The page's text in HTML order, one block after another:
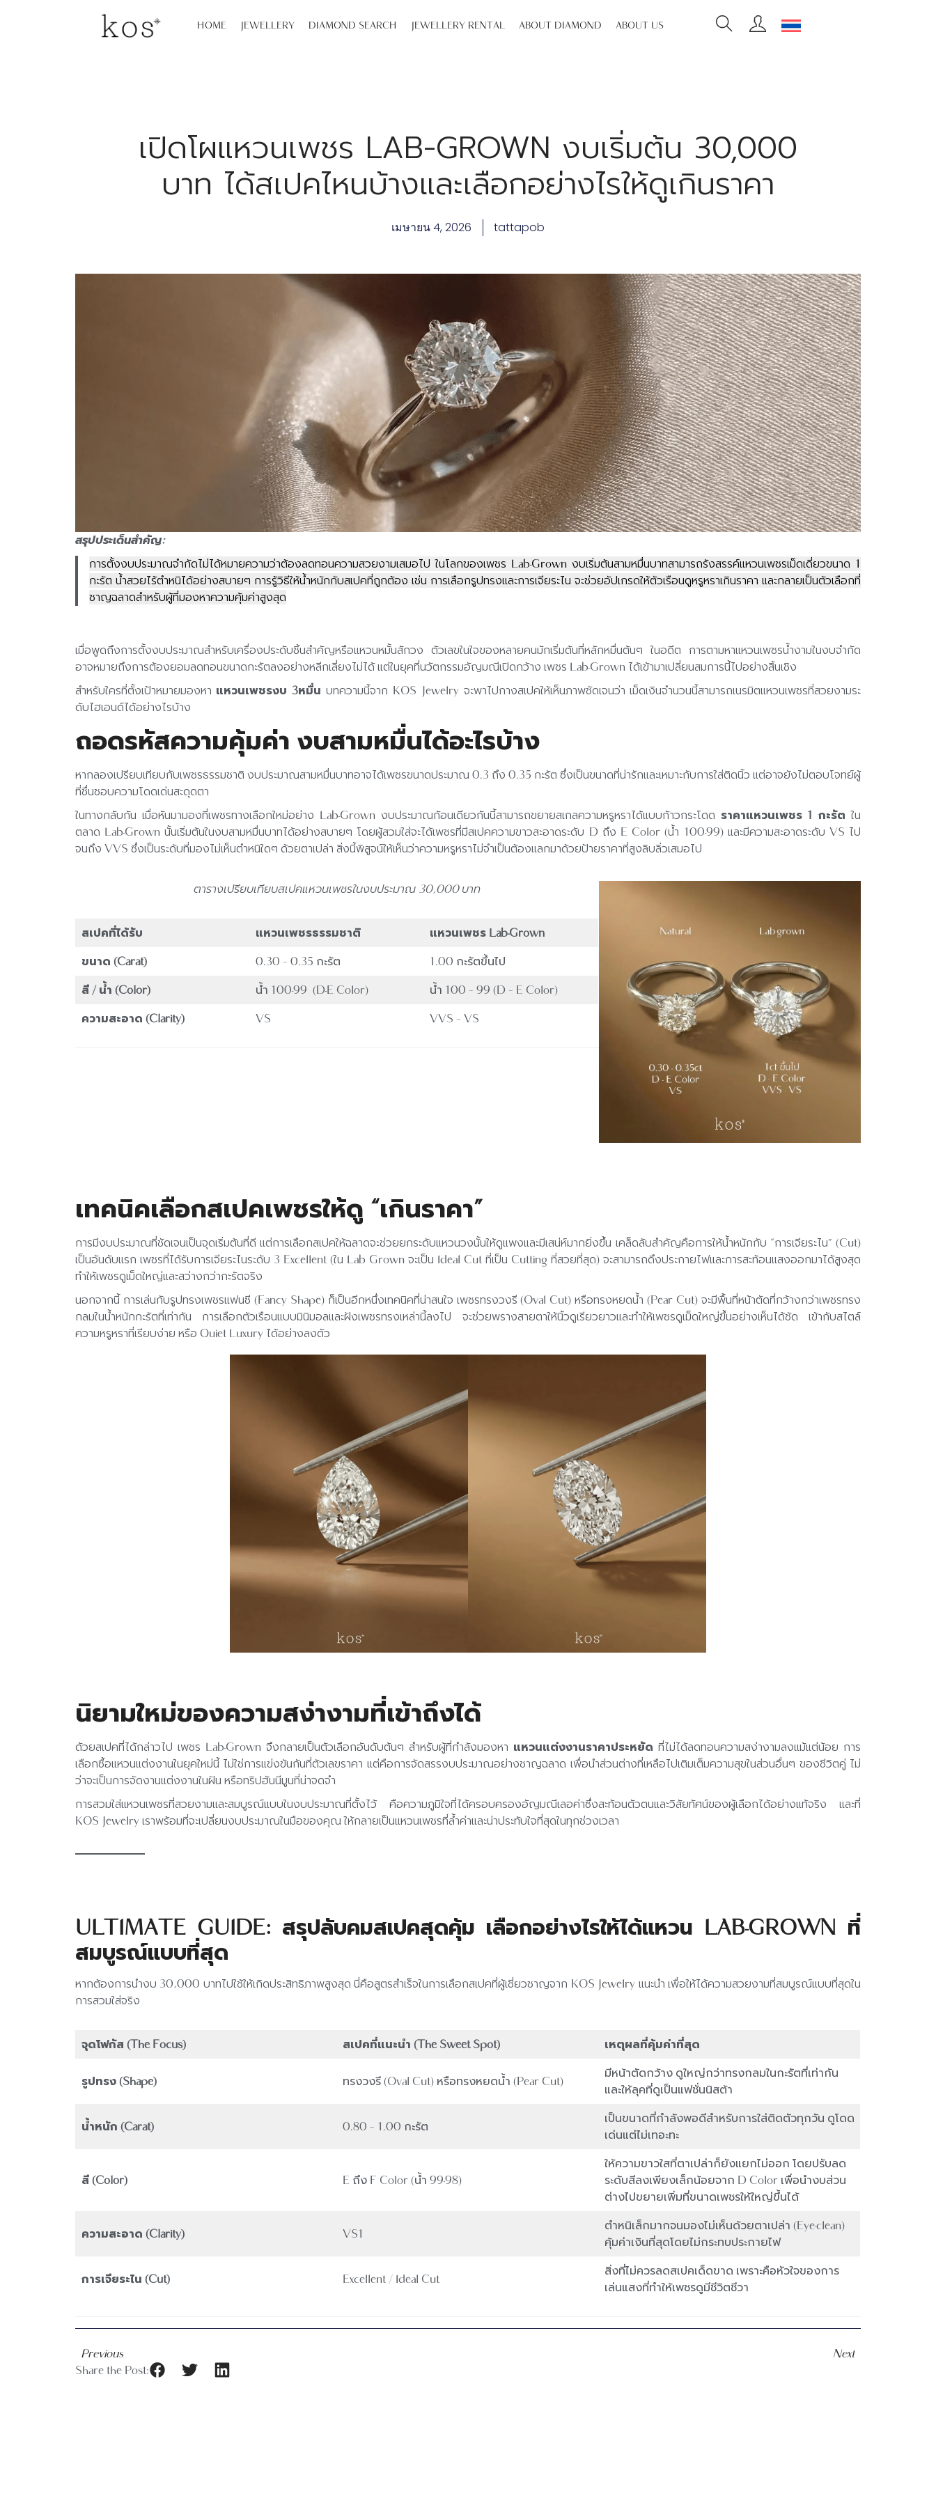
HOME JEWELLERY DIAMOND SEARCH JEWELLERY RENTAL ABOUT DIAMOND ABOUT US
เปิดโผแหวนเพชร LAB-GROWN งบเริ่มต้น 30,000
บาท ได้สเปคไหนบ้างและเลือกอย่างไรให้ดูเกินราคา
เมษายน 4, 2026 tattapob
สรุปประเด็นสำคัญ:
การตั้งงบประมาณจำกัดไม่ได้หมายความว่าต้องลดทอนความสวยงามเสมอไป ในโลกของเพชร Lab-Grown งบเริ่มต้นสามหมื่นบาทสามารถรังสรรค์แหวนเพชรเม็ดเดี่ยวขนาด 1
กะรัต น้ำสวยไร้ตำหนิได้อย่างสบายๆ การรู้วิธีให้น้ำหนักกับสเปคที่ถูกต้อง เช่น การเลือกรูปทรงและการเจียระไน จะช่วยอัปเกรดให้ตัวเรือนดูหรูหราเกินราคา และกลายเป็นตัวเลือกที่
ชาญฉลาดสำหรับผู้ที่มองหาความคุ้มค่าสูงสุด
เมื่อพูดถึงการตั้งงบประมาณสำหรับเครื่องประดับชิ้นสำคัญหรือแหวนหมั้นสักวง ตัวเลขในใจของหลายคนมักเริ่มต้นที่หลักหมื่นต้นๆ ในอดีต การตามหาแหวนเพชรน้ำงามในงบจำกัด
อาจหมายถึงการต้องยอมลดทอนขนาดกะรัตลงอย่างหลีกเลี่ยงไม่ได้ แต่ในยุคที่นวัตกรรมอัญมณีเปิดกว้าง เพชร Lab-Grown ได้เข้ามาเปลี่ยนสมการนี้ไปอย่างสิ้นเชิง
สำหรับใครที่ตั้งเป้าหมายมองหา แหวนเพชรงบ 3หมื่น บทความนี้จาก KOS Jewelry จะพาไปกางสเปคให้เห็นภาพชัดเจนว่า เม็ดเงินจำนวนนี้สามารถเนรมิตแหวนเพชรที่สวยงามระ
ดับไฮเอนด์ได้อย่างไรบ้าง
ถอดรหัสความคุ้มค่า งบสามหมื่นได้อะไรบ้าง
หากลองเปรียบเทียบกับเพชรธรรมชาติ งบประมาณสามหมื่นบาทอาจได้เพชรขนาดประมาณ 0.3 ถึง 0.35 กะรัต ซึ่งเป็นขนาดที่น่ารักและเหมาะกับการใส่ติดนิ้ว แต่อาจยังไม่ตอบโจทย์ผู้
ที่ชื่นชอบความโดดเด่นสะดุดตา
ในทางกลับกัน เมื่อหันมามองที่เพชรทางเลือกใหม่อย่าง Lab-Grown งบประมาณก้อนเดียวกันนี้สามารถขยายสเกลความหรูหราได้แบบก้าวกระโดด ราคาแหวนเพชร 1 กะรัต ใน
ตลาด Lab-Grown นั้นเริ่มต้นในงบสามหมื่นบาทได้อย่างสบายๆ โดยผู้สวมใส่จะได้เพชรที่มีสเปคความขาวสะอาดระดับ D ถึง E Color (น้ำ 100-99) และมีความสะอาดระดับ VS ไป
จนถึง VVS ซึ่งเป็นระดับที่มองไม่เห็นตำหนิใดๆ ด้วยตาเปล่า สิ่งนี้พิสูจน์ให้เห็นว่าความหรูหราไม่จำเป็นต้องแลกมาด้วยป้ายราคาที่สูงลิบลิ่วเสมอไป
ตารางเปรียบเทียบสเปคแหวนเพชรในงบประมาณ 30,000 บาท
สเปคที่ได้รับ แหวนเพชรธรรมชาติ
แหวนเพชร Lab-Grown
ขนาด (Carat)
0.30 – 0.35 กะรัต
1.00 กะรัตขึ้นไป
สี / น้ำ (Color)
น้ำ 100-99 (D-E Color)
น้ำ 100 – 99 (D – E Color)
ความสะอาด (Clarity)
VS VVS – VS
เทคนิคเลือกสเปคเพชรให้ดู “เกินราคา”
การมีงบประมาณที่ชัดเจนเป็นจุดเริ่มต้นที่ดี แต่การเลือกสเปคให้ฉลาดจะช่วยยกระดับแหวนวงนั้นให้ดูแพงและมีเสน่ห์มากยิ่งขึ้น เคล็ดลับสำคัญคือการให้น้ำหนักกับ “การเจียระไน” (Cut)
เป็นอันดับแรก เพชรที่ได้รับการเจียระไนระดับ 3 Excellent (ใน Lab Grown จะเป็น Ideal Cut ที่เป็น Cutting ที่สวยที่สุด) จะสามารถดึงประกายไฟและการสะท้อนแสงออกมาได้สูงสุด
ทำให้เพชรดูเม็ดใหญ่และสว่างกว่ากะรัตจริง
นอกจากนี้ การเล่นกับรูปทรงเพชรแฟนซี (Fancy Shape) ก็เป็นอีกหนึ่งเทคนิคที่น่าสนใจ เพชรทรงวงรี (Oval Cut) หรือทรงหยดน้ำ (Pear Cut) จะมีพื้นที่หน้าตัดที่กว้างกว่าเพชรทรง
กลมในน้ำหนักกะรัตที่เท่ากัน การเลือกตัวเรือนแบบมินิมอลและฝังเพชรทรงเหล่านี้ลงไป จะช่วยพรางสายตาให้นิ้วดูเรียวยาวและทำให้เพชรดูเม็ดใหญ่ขึ้นอย่างเห็นได้ชัด เข้ากับสไตล์
ความหรูหราที่เรียบง่าย หรือ Quiet Luxury ได้อย่างลงตัว
นิยามใหม่ของความสง่างามที่เข้าถึงได้
ด้วยสเปคที่ได้กล่าวไป เพชร Lab-Grown จึงกลายเป็นตัวเลือกอันดับต้นๆ สำหรับผู้ที่กำลังมองหา แหวนแต่งงานราคาประหยัด ที่ไม่ได้ลดทอนความสง่างามลงแม้แต่น้อย การ
เลือกซื้อแหวนแต่งงานในยุคใหม่นี้ ไม่ใช่การแข่งขันกันที่ตัวเลขราคา แต่คือการจัดสรรงบประมาณอย่างชาญฉลาด เพื่อนำส่วนต่างที่เหลือไปเติมเต็มความสุขในส่วนอื่นๆ ของชีวิตคู่ ไม่
ว่าจะเป็นการจัดงานแต่งงานในฝัน หรือทริปฮันนีมูนที่น่าจดจำ
การสวมใส่แหวนเพชรที่สวยงามและสมบูรณ์แบบในงบประมาณที่ตั้งไว้ คือความภูมิใจที่ได้ครอบครองอัญมณีเลอค่าซึ่งสะท้อนตัวตนและวิสัยทัศน์ของผู้เลือกได้อย่างแท้จริง และที่
KOS Jewelry เราพร้อมที่จะเปลี่ยนงบประมาณในมือของคุณ ให้กลายเป็นแหวนเพชรที่ล้ำค่าและน่าประทับใจที่สุดในทุกช่วงเวลา
ULTIMATE GUIDE: สรุปลับคมสเปคสุดคุ้ม เลือกอย่างไรให้ได้แหวน LAB-GROWN ที่
สมบูรณ์แบบที่สุด
หากต้องการนำงบ 30,000 บาทไปใช้ให้เกิดประสิทธิภาพสูงสุด นี่คือสูตรสำเร็จในการเลือกสเปคที่ผู้เชี่ยวชาญจาก KOS Jewelry แนะนำ เพื่อให้ได้ความสวยงามที่สมบูรณ์แบบที่สุดใน
การสวมใส่จริง
จุดโฟกัส (The Focus) สเปคที่แนะนำ (The Sweet Spot) เหตุผลที่คุ้มค่าที่สุด
รูปทรง (Shape) ทรงวงรี (Oval Cut) หรือทรงหยดน้ำ (Pear Cut)
มีหน้าตัดกว้าง ดูใหญ่กว่าทรงกลมในกะรัตที่เท่ากัน
และให้ลุคที่ดูเป็นแฟชั่นนิสต้า
น้ำหนัก (Carat) 0.80 – 1.00 กะรัต
เป็นขนาดที่กำลังพอดีสำหรับการใส่ติดตัวทุกวัน ดูโดด
เด่นแต่ไม่เทอะทะ
สี (Color) E ถึง F Color (น้ำ 99-98)
ให้ความขาวใสที่ตาเปล่าก็ยังแยกไม่ออก โดยปรับลด
ระดับสีลงเพียงเล็กน้อยจาก D Color เพื่อนำงบส่วน
ต่างไปขยายเพิ่มที่ขนาดเพชรให้ใหญ่ขึ้นได้
ความสะอาด (Clarity) VS1
ตำหนิเล็กมากจนมองไม่เห็นด้วยตาเปล่า (Eye-clean)
คุ้มค่าเงินที่สุดโดยไม่กระทบประกายไฟ
การเจียระไน (Cut) Excellent / Ideal Cut
สิ่งที่ไม่ควรลดสเปคเด็ดขาด เพราะคือหัวใจของการ
เล่นแสงที่ทำให้เพชรดูมีชีวิตชีวา
Previous
Next
Share the Post: